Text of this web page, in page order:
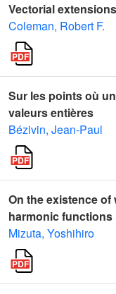
Vectorial
Coleman, Robert F.
Sur les points où
valeurs entières
Bézivin, Jean-Paul
On the existence
harmonic functions
Mizuta, Yoshihiro